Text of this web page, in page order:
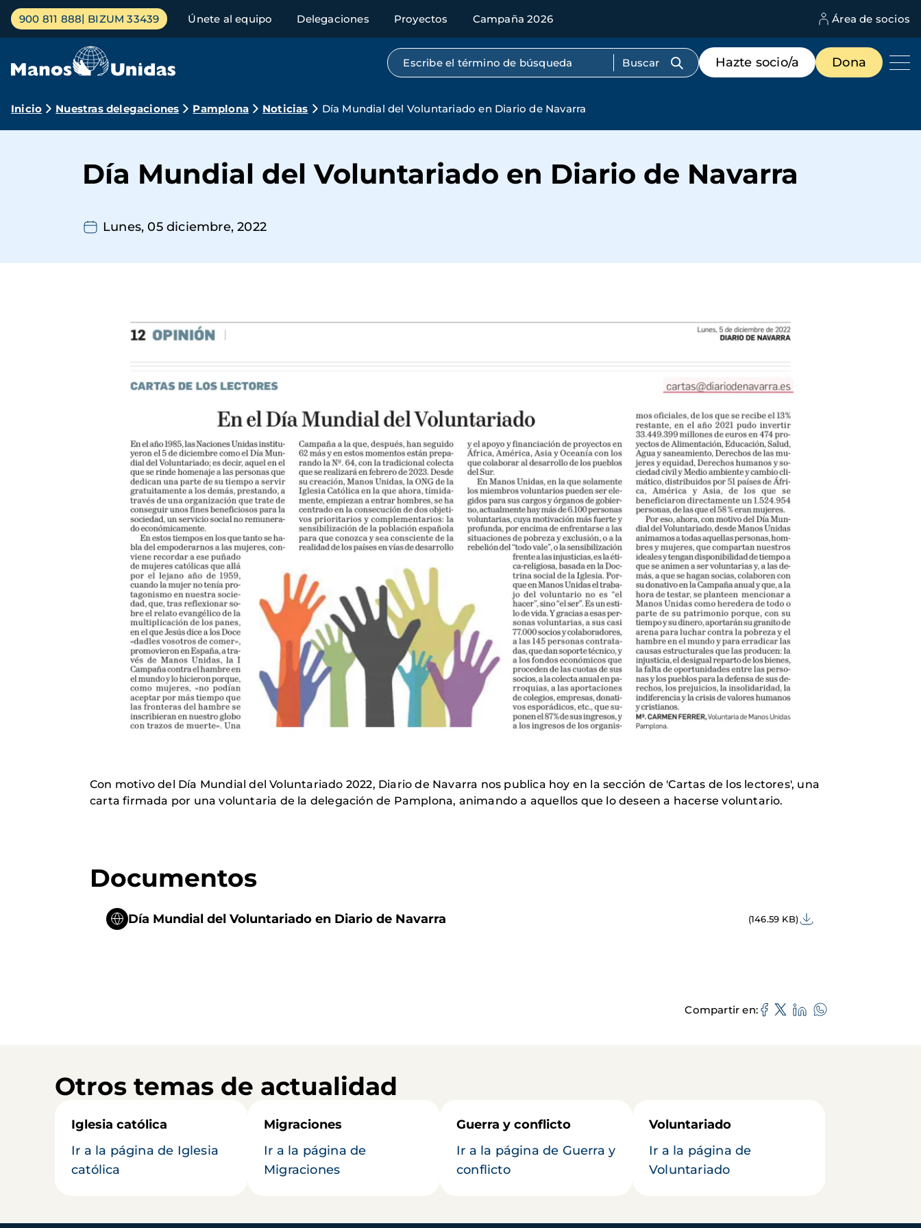
Pasar
contenido
Menú
principal
900 811 888 BIZUM 33439 Únete al equipo Delegaciones Proyectos Campaña 2026 Área de socios
Búsqueda por texto completo
Menú
de
destacados
Hazte socio/a Dona
Ruta
navegación
Inicio Nuestras delegaciones Pamplona Noticias Día Mundial del Voluntariado en Diario de Navarra
Día Mundial del Voluntariado en Diario de Navarra
Lunes, 05 diciembre, 2022
Con motivo del Día Mundial del Voluntariado 2022, Diario de Navarra nos publica hoy en la sección de 'Cartas de los lectores', una
carta firmada por una voluntaria de la delegación de Pamplona, animando a aquellos que lo deseen a hacerse voluntario.
Documentos
Día Mundial del Voluntariado en Diario de Navarra (146.59 KB)
Compartir en
Otros temas de actualidad
Iglesia católica
Ir a la página de Iglesia
católica
Migraciones
Ir a la página de
Migraciones
Guerra y conflicto
Ir a la página de Guerra y
conflicto
Voluntariado
Ir a la página de
Voluntariado